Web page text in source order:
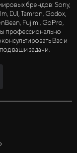
брендов: Sony,
DJI, Tamron, Godox,
Fujimi, GoPro,
профессионально
Вас и
ваши задачи.